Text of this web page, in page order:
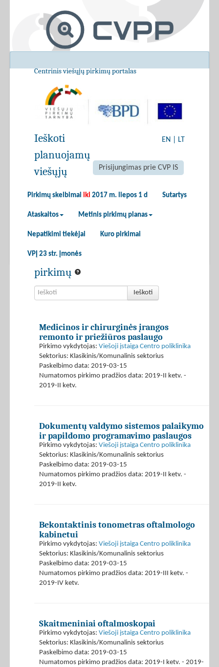
Centrinis viešųjų pirkimų portalas
EN LT
Prisijungimas prie CVP IS
Pirkimų skelbimai iki 2017 m. liepos 1 d Sutartys
Ataskaitos Metinis pirkimų planas
Nepatikimi tiekėjai Kuro pirkimai
VPĮ 23 str. įmonės
Ieškoti
planuojamų
viešųjų
pirkimų
Ieškoti
Medicinos ir chirurginės įrangos
remonto ir priežiūros paslaugo
Pirkimo vykdytojas: Viešoji įstaiga Centro poliklinika
Sektorius: Klasikinis/Komunalinis sektorius
Paskelbimo data: 2019-03-15
Numatomos pirkimo pradžios data: 2019-II ketv. -
2019-II ketv.
Dokumentų valdymo sistemos palaikymo
ir papildomo programavimo paslaugos
Pirkimo vykdytojas: Viešoji įstaiga Centro poliklinika
Sektorius: Klasikinis/Komunalinis sektorius
Paskelbimo data: 2019-03-15
Numatomos pirkimo pradžios data: 2019-II ketv. -
2019-II ketv.
Bekontaktinis tonometras oftalmologo
kabinetui
Pirkimo vykdytojas: Viešoji įstaiga Centro poliklinika
Sektorius: Klasikinis/Komunalinis sektorius
Paskelbimo data: 2019-03-15
Numatomos pirkimo pradžios data: 2019-III ketv. -
2019-IV ketv.
Skaitmeniniai oftalmoskopai
Pirkimo vykdytojas: Viešoji įstaiga Centro poliklinika
Sektorius: Klasikinis/Komunalinis sektorius
Paskelbimo data: 2019-03-15
Numatomos pirkimo pradžios data: 2019-I ketv. - 2019-